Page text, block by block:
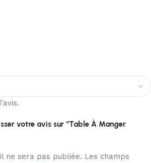
votre avis sur “Table À Manger
ne sera pas publiée. Les champs